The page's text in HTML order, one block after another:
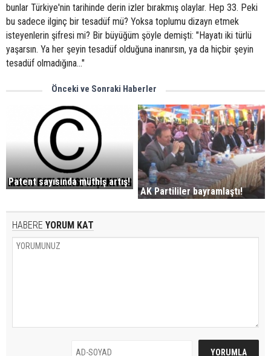
bunlar Türkiye'nin tarihinde derin izler bırakmış olaylar. Hep 33. Peki
bu sadece ilginç bir tesadüf mü? Yoksa toplumu dizayn etmek
isteyenlerin şifresi mi? Bir büyüğüm şöyle demişti: "Hayatı iki türlü
yaşarsın. Ya her şeyin tesadüf olduğuna inanırsın, ya da hiçbir şeyin
tesadüf olmadığına..."
Önceki ve Sonraki Haberler
Patent sayısında müthiş artış!
AK Partililer bayramlaştı!
HABERE YORUM KAT